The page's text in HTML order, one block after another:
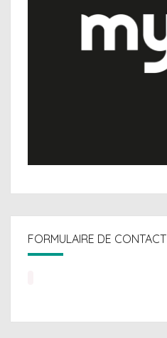
FORMULAIRE DE CONTACT